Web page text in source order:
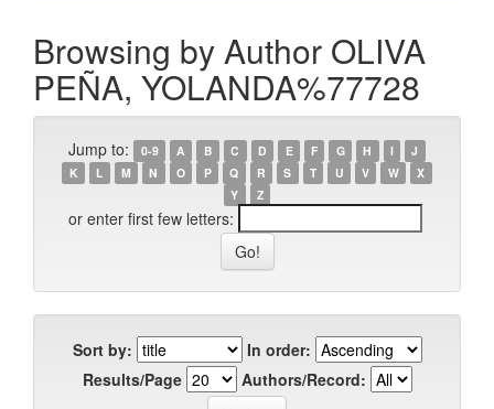
Browsing by Author OLIVA
PEÑA, YOLANDA%77728
Jump to: 0-9 A B C D E F G H I
J
K
L M N O P Q R S T U V W
X
Y
Z
or enter first few letters:
Sort by:
In order:
Results/Page
Authors/Record: